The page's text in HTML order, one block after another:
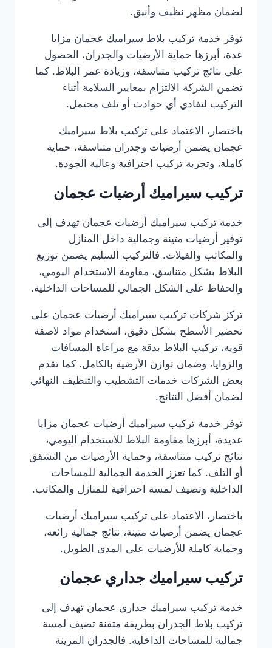
لضمان مظهر نظيف وأنيق.
توفر خدمة تركيب بلاط سيراميك عجمان مزايا
عدة، أبرزها حماية الأرضيات والجدران، الحصول
على نتائج تركيب متناسقة، وزيادة عمر البلاط. كما
تضمن الشركة الالتزام بمعايير السلامة أثناء
التركيب لتفادي أي حوادث أو تلف محتمل.
باختصار، الاعتماد على تركيب بلاط سيراميك
عجمان يضمن أرضيات وجدران متناسقة، حماية
كاملة، وتجربة تركيب احترافية وعالية الجودة.
تركيب سيراميك أرضيات عجمان
خدمة تركيب سيراميك أرضيات عجمان تهدف إلى
توفير أرضيات متينة وجمالية داخل المنازل
والمكاتب والفيلات. فالتركيب السليم يضمن توزيع
البلاط بشكل متناسق، مقاومة الاستخدام اليومي،
والحفاظ على الشكل الجمالي للمساحات الداخلية.
تركز شركات تركيب سيراميك أرضيات عجمان على
تحضير الأسطح بشكل دقيق، استخدام مواد لاصقة
قوية، تركيب البلاط بدقة مع مراعاة المسافات
والزوايا، وضمان توازن الأرضية بالكامل. كما تقدم
بعض الشركات خدمات التشطيب والتنظيف النهائي
لضمان أفضل النتائج.
توفر خدمة تركيب سيراميك أرضيات عجمان مزايا
عديدة، أبرزها مقاومة البلاط للاستخدام اليومي،
نتائج تركيب متناسقة، وحماية الأرضيات من التشقق
أو التلف. كما تعزز الخدمة الجمالية للمساحات
الداخلية وتضيف لمسة احترافية للمنازل والمكاتب.
باختصار، الاعتماد على تركيب سيراميك أرضيات
عجمان يضمن أرضيات متينة، نتائج جمالية رائعة،
وحماية كاملة للأرضيات على المدى الطويل.
تركيب سيراميك جداري عجمان
خدمة تركيب سيراميك جداري عجمان تهدف إلى
تركيب بلاط الجدران بطريقة متقنة تضيف لمسة
جمالية للمساحات الداخلية. فالجدران المزينة